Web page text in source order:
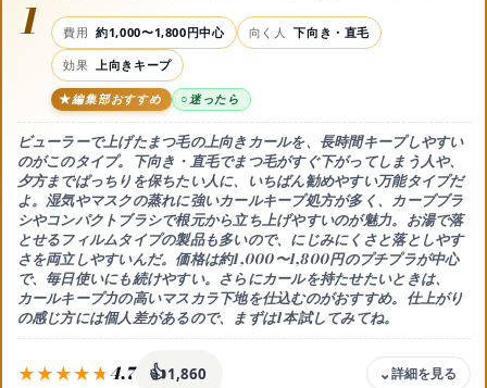
1 費用 約1,000〜1,800円中心 向く人
下向き・直毛
効果 上向きキープ
編集部おすすめ 迷ったら
ビューラーで上げたまつ毛の上向きカールを、長時間キープしやすい
のがこのタイプ。 下向き・直毛でまつ毛がすぐ下がってしまう人や、
夕方までぱっちりを保ちたい人に、いちばん勧めやすい万能タイプだ
よ。湿気やマスクの蒸れに強いカールキープ処方が多く、カーブブラ
シやコンパクトブラシで根元から立ち上げやすいのが魅力。お湯で落
とせるフィルムタイプの製品も多いので、にじみにくさと落としやす
さを両立しやすいんだ。価格は約1,000〜1,800円のプチプラが中心
で、毎日使いにも続けやすい。さらにカールを持たせたいときは、
カールキープ力の高いマスカラ下地を仕込むのがおすすめ。仕上がり
の感じ方には個人差があるので、まずは1本試してみてね。
4.7 👍1,860